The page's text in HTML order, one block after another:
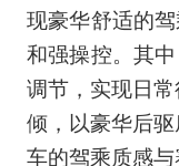
现豪华舒适的
和强操控。其
调节，实现日
倾，以豪华后
车的驾乘质感与